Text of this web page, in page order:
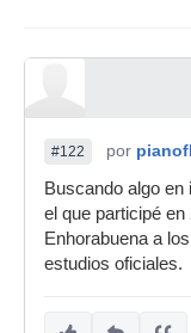
#122 por
Buscando algo en
el que participé
Enhorabuena a
estudios oficiales.